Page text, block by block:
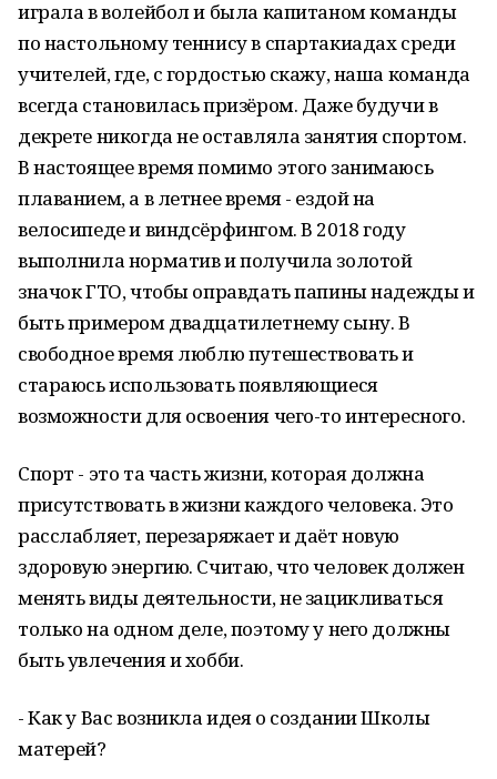
играла в волейбол и была капитаном команды
по настольному теннису в спартакиадах среди
учителей, где, с гордостью скажу, наша команда
всегда становилась призёром. Даже будучи в
декрете никогда не оставляла занятия спортом.
В настоящее время помимо этого занимаюсь
плаванием, а в летнее время - ездой на
велосипеде и виндсёрфингом. В 2018 году
выполнила норматив и получила золотой
значок ГТО, чтобы оправдать папины надежды и
быть примером двадцатилетнему сыну. В
свободное время люблю путешествовать и
стараюсь использовать появляющиеся
возможности для освоения чего-то интересного.
Спорт - это та часть жизни, которая должна
присутствовать в жизни каждого человека. Это
расслабляет, перезаряжает и даёт новую
здоровую энергию. Считаю, что человек должен
менять виды деятельности, не зацикливаться
только на одном деле, поэтому у него должны
быть увлечения и хобби.
- Как у Вас возникла идея о создании Школы
матерей?